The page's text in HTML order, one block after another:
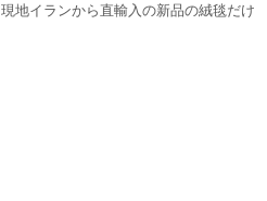
地イランから直輸入の新品の絨毯だけ